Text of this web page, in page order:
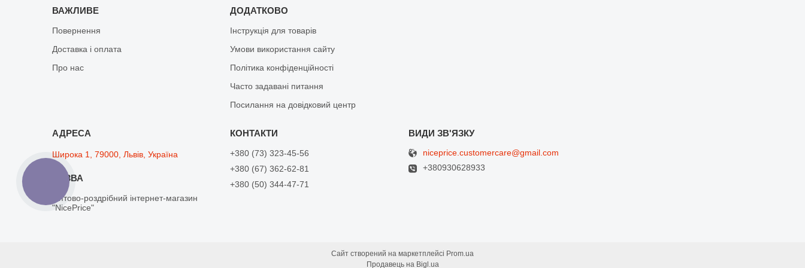
ВАЖЛИВЕ
Повернення
Доставка і оплата
Про нас
ДОДАТКОВО
Інструкція для товарів
Умови використання сайту
Політика конфіденційності
Часто задавані питання
Посилання на довідковий центр
Широка 1, 79000, Львів, Україна
Оптово-роздрібний інтернет-магазин
"NicePrice"
+380 (73) 323-45-56
+380 (67) 362-62-81
+380 (50) 344-47-71
niceprice.customercare@gmail.com
+380930628933
Сайт створений на маркетплейсі Prom.ua
Продавець на Bigl.ua